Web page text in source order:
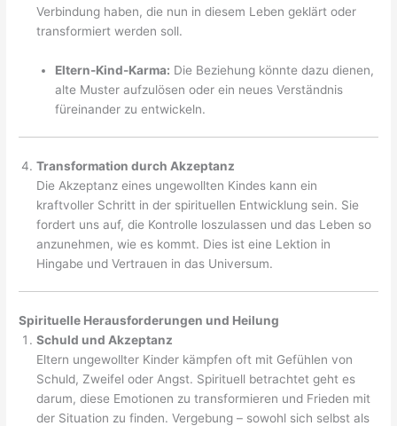
Verbindung haben, die nun in diesem Leben geklärt oder
transformiert werden soll.
Eltern-Kind-Karma: Die Beziehung könnte dazu dienen,
alte Muster aufzulösen oder ein neues Verständnis
füreinander zu entwickeln.
Transformation durch Akzeptanz
Die Akzeptanz eines ungewollten Kindes kann ein
kraftvoller Schritt in der spirituellen Entwicklung sein. Sie
fordert uns auf, die Kontrolle loszulassen und das Leben so
anzunehmen, wie es kommt. Dies ist eine Lektion in
Hingabe und Vertrauen in das Universum.
Spirituelle Herausforderungen und Heilung
Schuld und Akzeptanz
Eltern ungewollter Kinder kämpfen oft mit Gefühlen von
Schuld, Zweifel oder Angst. Spirituell betrachtet geht es
darum, diese Emotionen zu transformieren und Frieden mit
der Situation zu finden. Vergebung – sowohl sich selbst als